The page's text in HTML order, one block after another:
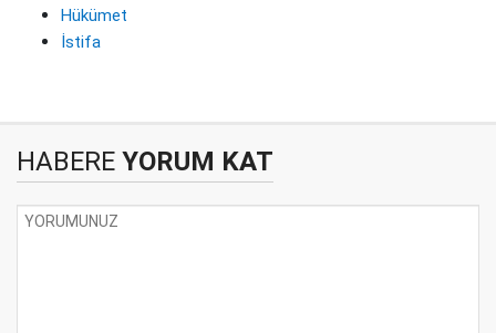
Hükümet
İstifa
HABERE YORUM KAT